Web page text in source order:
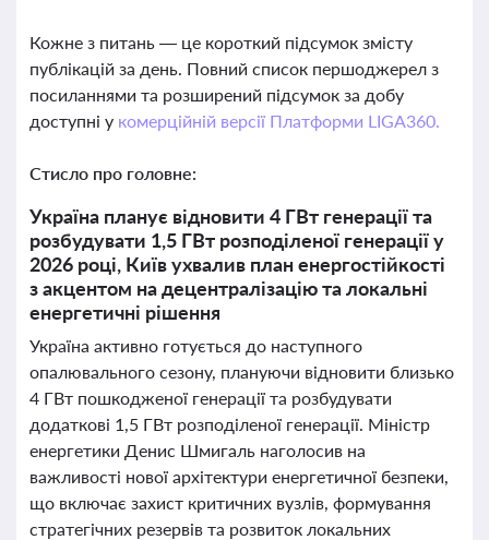
Кожне з питань — це короткий підсумок змісту
публікацій за день. Повний список першоджерел з
посиланнями та розширений підсумок за добу
доступні у комерційній версії Платформи LIGA360.
Стисло про головне:
Україна планує відновити 4 ГВт генерації та
розбудувати 1,5 ГВт розподіленої генерації у
2026 році, Київ ухвалив план енергостійкості
з акцентом на децентралізацію та локальні
енергетичні рішення
Україна активно готується до наступного
опалювального сезону, плануючи відновити близько
4 ГВт пошкодженої генерації та розбудувати
додаткові 1,5 ГВт розподіленої генерації. Міністр
енергетики Денис Шмигаль наголосив на
важливості нової архітектури енергетичної безпеки,
що включає захист критичних вузлів, формування
стратегічних резервів та розвиток локальних